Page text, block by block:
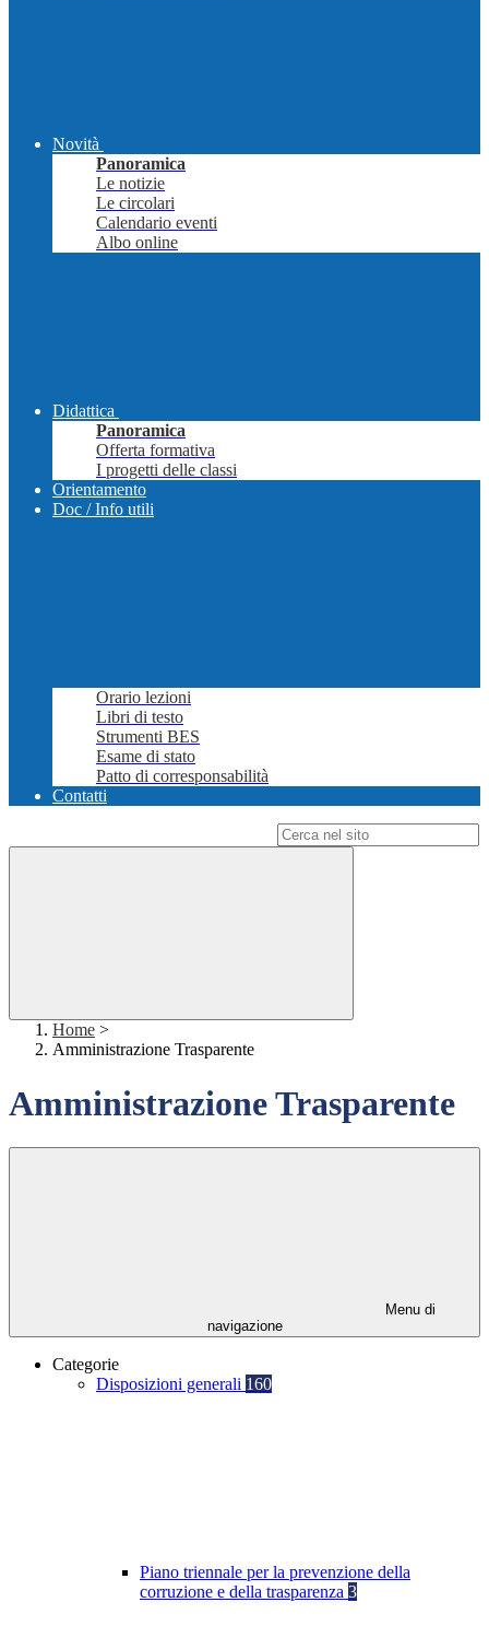
Novità
Panoramica
Le notizie
Le circolari
Calendario eventi
Albo online
Didattica
Panoramica
Offerta formativa
I progetti delle classi
Orientamento
Doc / Info utili
Orario lezioni
Libri di testo
Strumenti BES
Esame di stato
Patto di corresponsabilità
Contatti
Home >
Amministrazione Trasparente
Amministrazione Trasparente
Menu di
navigazione
Categorie
Disposizioni generali 160
Piano triennale per la prevenzione della
corruzione e della trasparenza 3